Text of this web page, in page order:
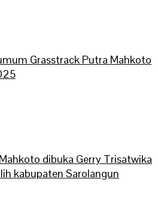
Grasstrack Putra Mahkoto
dibuka Gerry Trisatwika
kabupaten Sarolangun